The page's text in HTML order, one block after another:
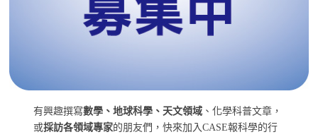
有興趣撰寫數學、地球科學、天文領域 、化學科普文章，
或採訪各領域專家的朋友們，快來加入CASE報科學的行